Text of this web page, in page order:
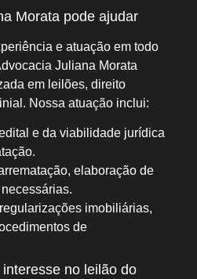
Morata pode ajudar
e atuação em todo
Juliana Morata
em leilões, direito
Nossa atuação inclui:
e da viabilidade jurídica
elaboração de
imobiliárias,
de
no leilão do